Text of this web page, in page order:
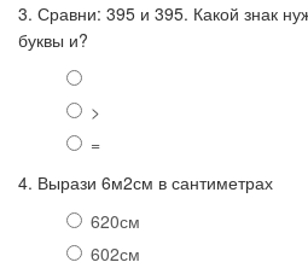
3. Сравни: 395 и 395. Какой знак
буквы и?
>
=
4. Вырази 6м2см в сантиметрах
620см
602см